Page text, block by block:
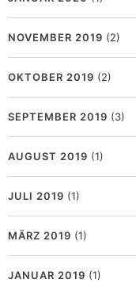
NOVEMBER 2019 (2)
OKTOBER 2019 (2)
SEPTEMBER 2019 (3)
AUGUST 2019 (1)
JULI 2019 (1)
MÄRZ 2019 (1)
JANUAR 2019 (1)